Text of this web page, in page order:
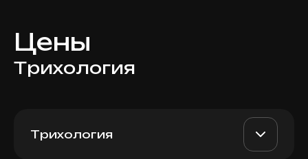
Цены
Трихология
Трихология